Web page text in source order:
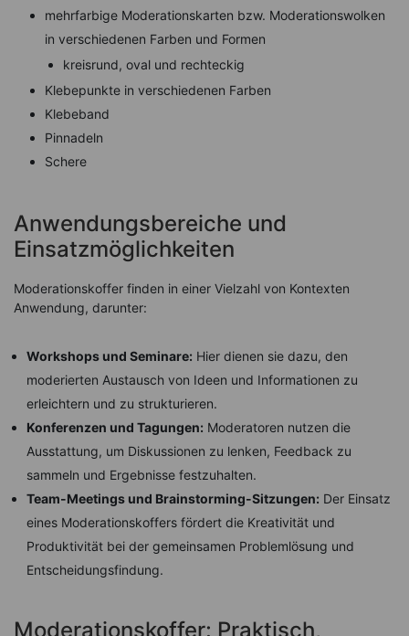
mehrfarbige Moderationskarten bzw. Moderationswolken
in verschiedenen Farben und Formen
kreisrund, oval und rechteckig
Klebepunkte in verschiedenen Farben
Klebeband
Pinnadeln
Schere
Anwendungsbereiche und
Einsatzmöglichkeiten
Moderationskoffer finden in einer Vielzahl von Kontexten
Anwendung, darunter:
Workshops und Seminare: Hier dienen sie dazu, den
moderierten Austausch von Ideen und Informationen zu
erleichtern und zu strukturieren.
Konferenzen und Tagungen: Moderatoren nutzen die
Ausstattung, um Diskussionen zu lenken, Feedback zu
sammeln und Ergebnisse festzuhalten.
Team-Meetings und Brainstorming-Sitzungen: Der Einsatz
eines Moderationskoffers fördert die Kreativität und
Produktivität bei der gemeinsamen Problemlösung und
Entscheidungsfindung.
Moderationskoffer: Praktisch,